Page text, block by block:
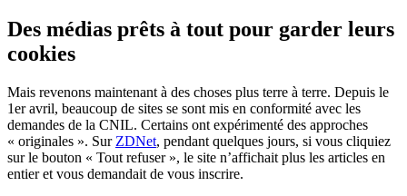
Des médias prêts à tout pour garder leurs
cookies
Mais revenons maintenant à des choses plus terre à terre. Depuis le
1er avril, beaucoup de sites se sont mis en conformité avec les
demandes de la CNIL. Certains ont expérimenté des approches
« originales ». Sur ZDNet, pendant quelques jours, si vous cliquiez
sur le bouton « Tout refuser », le site n’affichait plus les articles en
entier et vous demandait de vous inscrire.